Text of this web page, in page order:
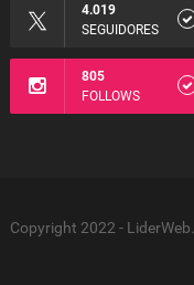
4.019
SEGUIDORES
805
FOLLOWS
Copyright 2022 -